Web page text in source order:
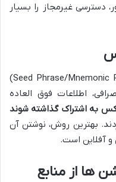
دسترسی غیرمجاز را بسیار
کلید خصوصی، عبارت بازیابی (Seed Phrase/Mnemonic Phrase)
اطلاعات فوق العاده
کس به اشتراک گذاشته شوند
بهترین روش، نوشتن آن
و آفلاین است.
ها از منابع